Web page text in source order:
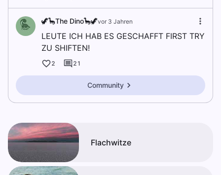
🦖🦕The Dino🦕🦖vor 3 Jahren
LEUTE ICH HAB ES GESCHAFFT FIRST TRY
ZU SHIFTEN!
2 21
Community
Flachwitze